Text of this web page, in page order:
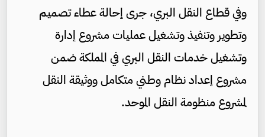
وفي قطاع النقل البري، جرى إحالة عطاء تصميم
وتطوير وتنفيذ وتشغيل عمليات مشروع إدارة
وتشغيل خدمات النقل البري في المملكة ضمن
مشروع إعداد نظام وطني متكامل ووثيقة النقل
لمشروع منظومة النقل الموحد.